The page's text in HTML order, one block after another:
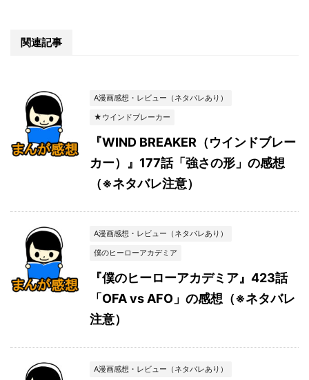
関連記事
A漫画感想・レビュー（ネタバレあり）
★ウインドブレーカー
『WIND BREAKER（ウインドブレー
カー）』177話「強さの形」の感想
（※ネタバレ注意）
A漫画感想・レビュー（ネタバレあり）
僕のヒーローアカデミア
『僕のヒーローアカデミア』423話
「OFA vs AFO」の感想（※ネタバレ
注意）
A漫画感想・レビュー（ネタバレあり）